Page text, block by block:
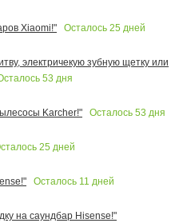
Xiaomi!"
Осталось 25 дней
электричекую зубную щетку или
53 дня
Karcher!"
Осталось 53 дня
25 дней
Осталось 11 дней
на саундбар Hisense!"